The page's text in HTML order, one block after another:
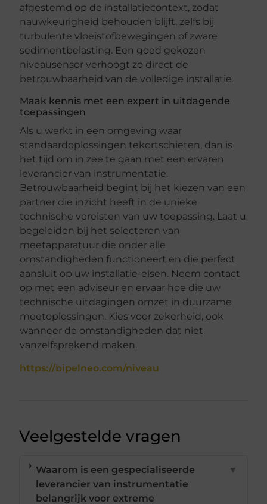
afgestemd op de installatiecontext, zodat
nauwkeurigheid behouden blijft, zelfs bij
turbulente vloeistofbewegingen of zware
sedimentbelasting. Een goed gekozen
niveausensor verhoogt zo direct de
betrouwbaarheid van de volledige installatie.
Maak kennis met een expert in uitdagende
toepassingen
Als u werkt in een omgeving waar
standaardoplossingen tekortschieten, dan is
het tijd om in zee te gaan met een ervaren
leverancier van instrumentatie.
Betrouwbaarheid begint bij het kiezen van een
partner die inzicht heeft in de unieke
technische vereisten van uw toepassing. Laat u
begeleiden bij het selecteren van
meetapparatuur die onder alle
omstandigheden functioneert en die perfect
aansluit op uw installatie-eisen. Neem contact
op met een adviseur en ervaar hoe die uw
technische uitdagingen omzet in duurzame
meetoplossingen. Kies voor zekerheid, ook
wanneer de omstandigheden dat niet
vanzelfsprekend maken.
https://bipelneo.com/niveau
Veelgestelde vragen
Waarom is een gespecialiseerde
leverancier van instrumentatie
belangrijk voor extreme
▼